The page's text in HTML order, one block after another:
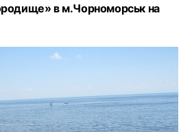
в м.Чорноморськ на